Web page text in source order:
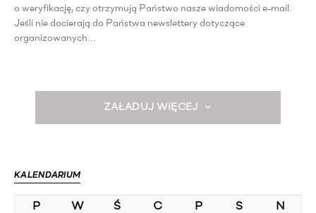
o weryfikację, czy otrzymują Państwo nasze wiadomości e-mail.
Jeśli nie docierają do Państwa newslettery dotyczące
organizowanych…
ZAŁADUJ WIĘCEJ
KALENDARIUM
P W Ś C P S N